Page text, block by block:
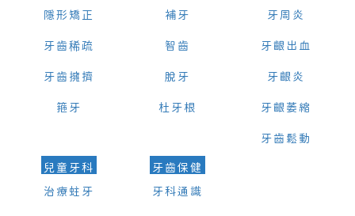
隱形矯正
牙齒稀疏
牙齒擁擠
箍牙
補牙
智齒
脫牙
杜牙根
牙周炎
牙齦出血
牙齦炎
牙齦萎縮
牙齒鬆動
兒童牙科
治療蛀牙
牙齒保健
牙科通識